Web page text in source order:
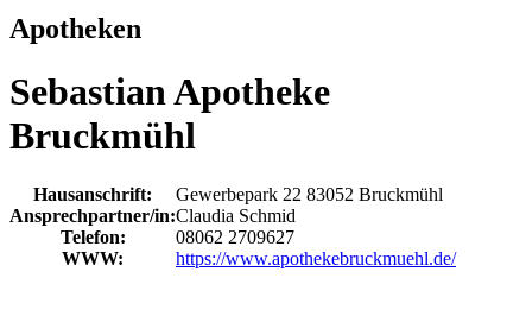
Apotheken
Sebastian Apotheke
Bruckmühl
Hausanschrift: Gewerbepark 22 83052 Bruckmühl
Ansprechpartner/in:Claudia Schmid
Telefon:
08062 2709627
WWW:
https://www.apothekebruckmuehl.de/